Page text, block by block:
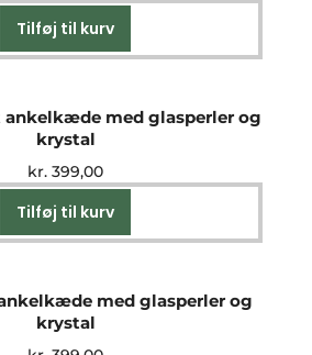
Tilføj til kurv
ankelkæde med glasperler og
krystal
kr. 399,00
Tilføj til kurv
med glasperler og
krystal